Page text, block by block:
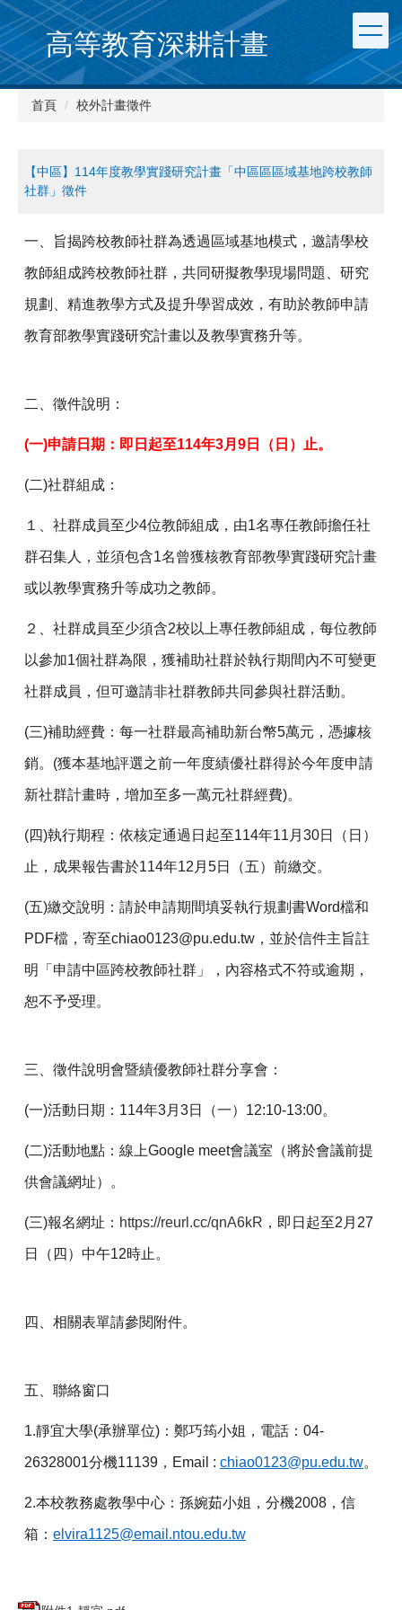
跳
到
主
要
內
高等教育深耕計畫
首頁 校外計畫徵件
【中區】114年度教學實踐研究計畫「中區區區域基地跨校教師
社群」徵件
一、旨揭跨校教師社群為透過區域基地模式，邀請學校
教師組成跨校教師社群，共同研擬教學現場問題、研究
規劃、精進教學方式及提升學習成效，有助於教師申請
教育部教學實踐研究計畫以及教學實務升等。
二、徵件說明：
(一)申請日期：即日起至114年3月9日（日）止。
(二)社群組成：
１、社群成員至少4位教師組成，由1名專任教師擔任社
群召集人，並須包含1名曾獲核教育部教學實踐研究計畫
或以教學實務升等成功之教師。
２、社群成員至少須含2校以上專任教師組成，每位教師
以參加1個社群為限，獲補助社群於執行期間內不可變更
社群成員，但可邀請非社群教師共同參與社群活動。
(三)補助經費：每一社群最高補助新台幣5萬元，憑據核
銷。(獲本基地評選之前一年度績優社群得於今年度申請
新社群計畫時，增加至多一萬元社群經費)。
(四)執行期程：依核定通過日起至114年11月30日（日）
止，成果報告書於114年12月5日（五）前繳交。
(五)繳交說明：請於申請期間填妥執行規劃書Word檔和
PDF檔，寄至chiao0123@pu.edu.tw，並於信件主旨註
明「申請中區跨校教師社群」，內容格式不符或逾期，
恕不予受理。
三、徵件說明會暨績優教師社群分享會：
(一)活動日期：114年3月3日（一）12:10-13:00。
(二)活動地點：線上Google meet會議室（將於會議前提
供會議網址）。
(三)報名網址： https://reurl.cc/qnA6kR ，即日起至2月27
日（四）中午12時止。
四、相關表單請參閱附件。
五、聯絡窗口
1.靜宜大學(承辦單位)：鄭巧筠小姐，電話：04-
26328001分機11139，Email : chiao0123@pu.edu.tw。
2.本校教務處教學中心：孫婉茹小姐，分機2008，信
箱： elvira1125@email.ntou.edu.tw